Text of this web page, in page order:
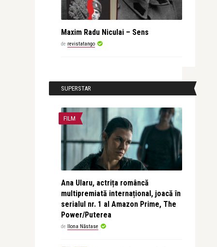
Maxim Radu Niculai – Sens
de revistatango
SUPERSTAR
FILM
Ana Ularu, actrița româncă
multipremiată internațional, joacă în
serialul nr. 1 al Amazon Prime, The
Power/Puterea
de Ilona Năstase